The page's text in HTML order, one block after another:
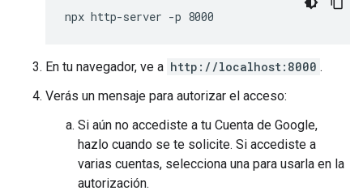
En tu navegador, ve a http://localhost:8000 .
Verás un mensaje para autorizar el acceso:
Si aún no accediste a tu Cuenta de Google,
hazlo cuando se te solicite. Si accediste a
varias cuentas, selecciona una para usarla en la
autorización.